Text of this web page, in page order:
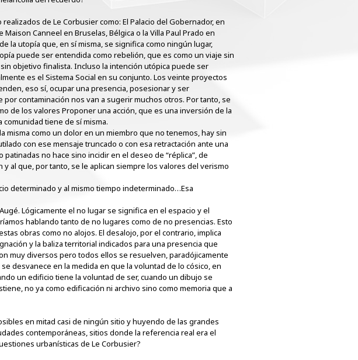
de Le Corbusier como: El Palacio del Gobernador, en
Canneel en Bruselas, Bélgica o la Villa Paul Prado en
la utopía que, en sí misma, se significa como ningún lugar,
puede ser entendida como rebelión, que es como un viaje sin
objetivo finalista. Incluso la intención utópica puede ser
es el Sistema Social en su conjunto. Los veinte proyectos
eso sí, ocupar una presencia, posesionar y ser
contaminación nos van a sugerir muchos otros. Por tanto, se
de los valores Proponer una acción, que es una inversión de la
tiene de sí misma.
como un dolor en un miembro que no tenemos, hay sin
con ese mensaje truncado o con esa retractación ante una
no hace sino incidir en el deseo de “réplica”, de
al que, por tanto, se le aplican siempre los valores del verismo
determinado y al mismo tiempo indeterminado…Esa
Lógicamente el no lugar se significa en el espacio y el
hablando tanto de no lugares como de no presencias. Esto
obras como no alojos. El desalojo, por el contrario, implica
y la baliza territorial indicados para una presencia que
muy diversos pero todos ellos se resuelven, paradójicamente
desvanece en la medida en que la voluntad de lo cósico, en
un edificio tiene la voluntad de ser, cuando un dibujo se
no ya como edificación ni archivo sino como memoria que a
en mitad casi de ningún sitio y huyendo de las grandes
contemporáneas, sitios donde la referencia real era el
urbanísticas de Le Corbusier?